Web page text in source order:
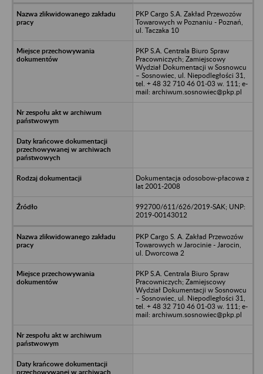
PKP Cargo S.A. Zakład Przewozów
Towarowych w Poznaniu - Poznań,
ul. Taczaka 10
PKP S.A. Centrala Biuro Spraw
Pracowniczych; Zamiejscowy
Wydział Dokumentacji w Sosnowcu
– Sosnowiec, ul. Niepodległości 31,
tel. + 48 32 710 46 01-03 w. 111; e-
mail: archiwum.sosnowiec@pkp.pl
Dokumentacja odosobow-płacowa z
lat 2001-2008
992700/611/626/2019-SAK; UNP:
2019-00143012
PKP Cargo S. A. Zakład Przewozów
Towarowych w Jarocinie - Jarocin,
ul. Dworcowa 2
PKP S.A. Centrala Biuro Spraw
Pracowniczych; Zamiejscowy
Wydział Dokumentacji w Sosnowcu
– Sosnowiec, ul. Niepodległości 31,
tel. + 48 32 710 46 01-03 w. 111; e-
mail: archiwum.sosnowiec@pkp.pl